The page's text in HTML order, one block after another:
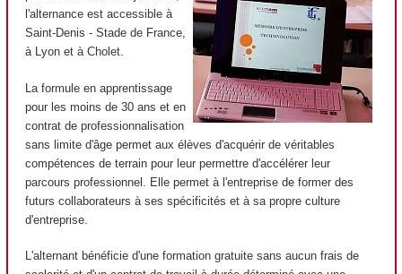
l'alternance est accessible à
Saint-Denis - Stade de France,
à Lyon et à Cholet.
La formule en apprentissage
pour les moins de 30 ans et en
contrat de professionnalisation
sans limite d'âge permet aux élèves d'acquérir de véritables
compétences de terrain pour leur permettre d'accélérer leur
parcours professionnel. Elle permet à l'entreprise de former des
futurs collaborateurs à ses spécificités et à sa propre culture
d'entreprise.
L'alternant bénéficie d'une formation gratuite sans aucun frais de